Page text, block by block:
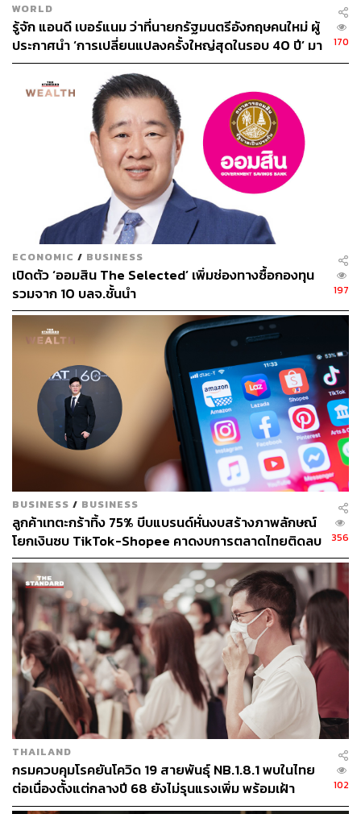
WORLD
รู้จัก แอนดี เบอร์แนม ว่าที่นายกรัฐมนตรีอังกฤษคนใหม่ ผู้
ประกาศนำ ‘การเปลี่ยนแปลงครั้งใหญ่สุดในรอบ 40 ปี’ มา
สู่การเมืองอังกฤษ
170
ECONOMIC / BUSINESS
เปิดตัว ‘ออมสิน The Selected’ เพิ่มช่องทางซื้อกองทุน
รวมจาก 10 บลจ.ชั้นนำ
197
BUSINESS / BUSINESS
ลูกค้าเทตะกร้าทิ้ง 75% บีบแบรนด์หั่นงบสร้างภาพลักษณ์
โยกเงินซบ TikTok-Shopee คาดงบการตลาดไทยติดลบ
ครั้งแรกในรอบ 14 ปี
356
THAILAND
กรมควบคุมโรคยันโควิด 19 สายพันธุ์ NB.1.8.1 พบในไทย
ต่อเนื่องตั้งแต่กลางปี 68 ยังไม่รุนแรงเพิ่ม พร้อมเฝ้า
ระวัง-ติดตามใกล้ชิด
102